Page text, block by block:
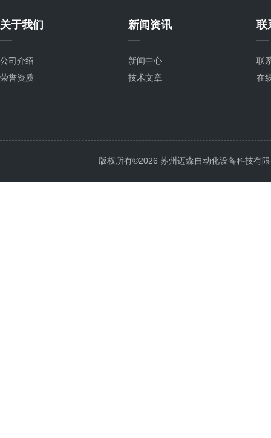
关于我们
公司介绍
荣誉资质
新闻资讯
新闻中心
技术文章
联
联
在
版权所有©2026 苏州迈森自动化设备科技有